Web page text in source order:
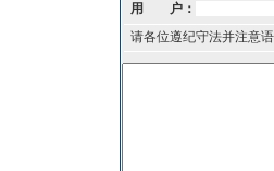
用 户：
请各位遵纪守法并注意语